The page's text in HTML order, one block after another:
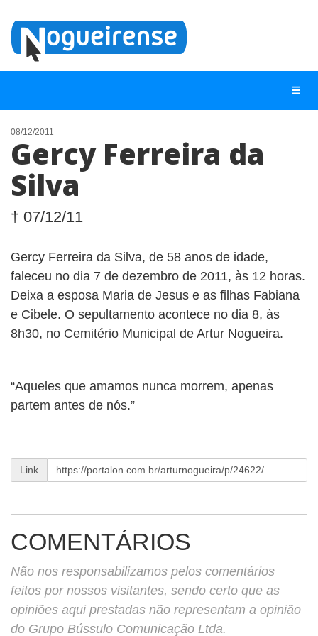
NOTÍCIAS
LISTA DIGITAL
CONTATO
ANUNCIE
BUSCAR
08/12/2011
Gercy Ferreira da
Silva
† 07/12/11
Gercy Ferreira da Silva, de 58 anos de idade,
faleceu no dia 7 de dezembro de 2011, às 12 horas.
Deixa a esposa Maria de Jesus e as filhas Fabiana
e Cibele. O sepultamento acontece no dia 8, às
8h30, no Cemitério Municipal de Artur Nogueira.
“Aqueles que amamos nunca morrem, apenas
partem antes de nós.”
Link
COMENTÁRIOS
Não nos responsabilizamos pelos comentários
feitos por nossos visitantes, sendo certo que as
opiniões aqui prestadas não representam a opinião
do Grupo Bússulo Comunicação Ltda.